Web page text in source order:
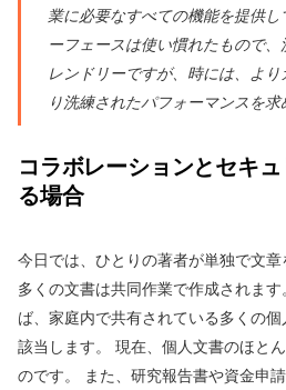
業に必要なすべての機能を提供
ーフェースは使い慣れたもので
レンドリーですが、時には、よ
り洗練されたパフォーマンスを求
コラボレーションとセキ
る場合
今日では、ひとりの著者が単独で文章
多くの文書は共同作業で作成されま
ば、家庭内で共有されている多くの
該当します。 現在、個人文書のほと
のです。 また、研究報告書や資金申